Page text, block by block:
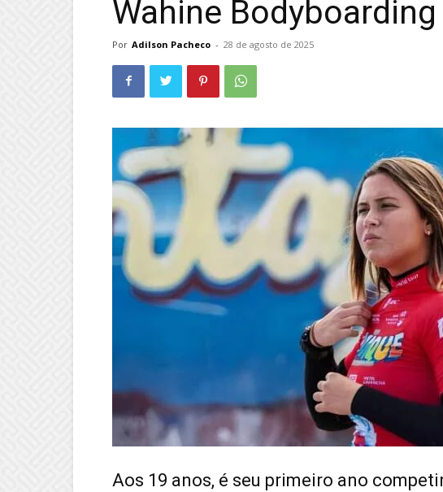
Wahine
Por Adilson Pacheco - 28 de agosto de 2025
Aos 19 anos, é seu primeiro ano